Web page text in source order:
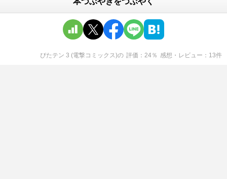
ぴたテン 3 (電撃コミックス)の 評価 24％ 感想・レビュー 13件